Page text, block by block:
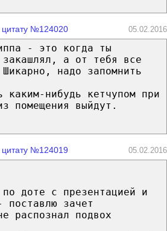
цитату №124020 05.02.2016
- это когда ты
закашлял, а от тебя все
надо запомнить
нибудь кетчупом при
помещения выйдут.
цитату №124019 05.02.2016
по доте с презентацией и
поставлю зачет
распознал подвох